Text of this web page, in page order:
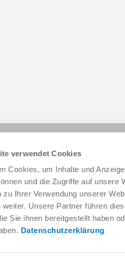
verwendet Cookies
Cookies, um Inhalte und
und die Zugriffe auf unsere
zu Ihrer Verwendung unserer
weiter. Unsere Partner führen
Sie ihnen bereitgestellt haben
Datenschutzerklärung
group.com